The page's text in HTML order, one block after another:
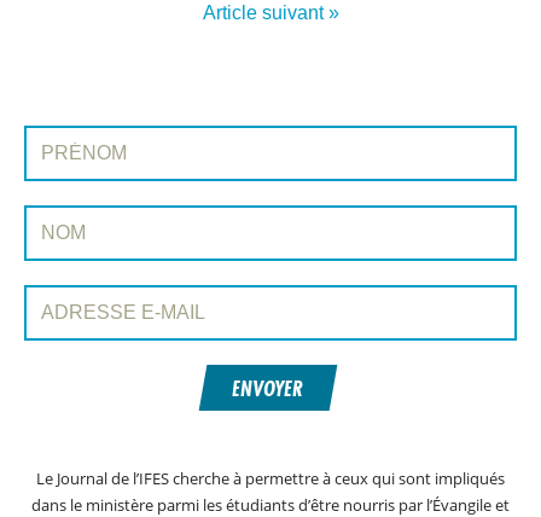
Article suivant »
INSCRIVEZ-VOUS À PAROLE ET MONDE
Prénom:
Nom:
Adresse e-mail:
ENVOYER
Le Journal de l’IFES cherche à permettre à ceux qui sont impliqués
dans le ministère parmi les étudiants d’être nourris par l’Évangile et